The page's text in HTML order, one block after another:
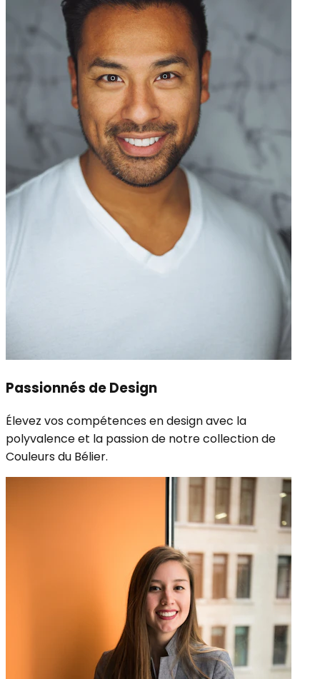
Passionnés de Design
Élevez vos compétences en design avec la
polyvalence et la passion de notre collection de
Couleurs du Bélier.